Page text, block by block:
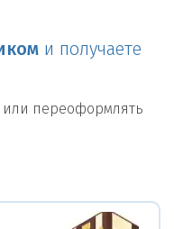
и получаете
или переоформлять